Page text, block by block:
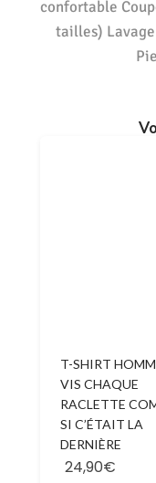
confortable
tailles)
T-SHIRT
VIS CHAQUE
RACLETTE
SI C’ÉTAIT LA
DERNIÈRE
24,90€